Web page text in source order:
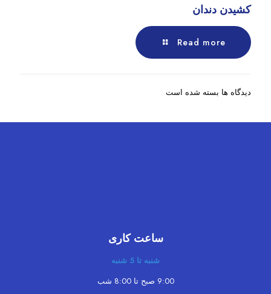
کشیدن دندان
Read more
دیدگاه ها بسته شده است
ساعت کاری
شنبه تا 5 شنبه
9:00 صبح تا 8:00 شب